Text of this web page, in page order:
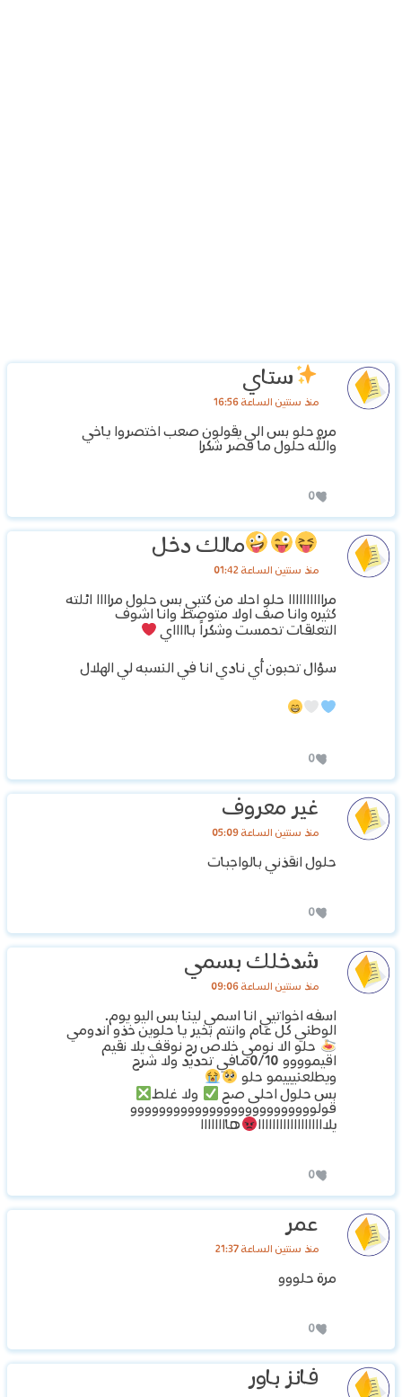
ستاي
منذ سنتين الساعة 16:56
مره حلو بس الي يقولون صعب اختصروا ياخي
والله حلول ما قصر شكرا
0
مالك دخل
منذ سنتين الساعة 01:42
مراااااااااا حلو احلا من كتبي بس حلول مراااا ائلته
كثيره وانا صف اولا متوصط وانا اشوف
التعلقات تحمست وشكراً باااااي
‏سؤال تحبون أي نادي انا في النسبه لي الهلال
0
غير معروف
منذ سنتين الساعة 05:09
حلول انقذني بالواجبات
0
شدخلك بسمي
منذ سنتين الساعة 09:06
اسفه اخواتيي انا اسمي لينا بس اليو يوم.
الوطني كل عام وانتم بخير يا حلوين خذو اندومي
حلو الا نومي خلاص رح نوقف يلا نقيم
اقيموووو 0/10مافي تحديد ولا شرح
ويطلعنيييمو حلو
بس حلول احلى صح
ولا غلط
قولوووووووووووووووووووووووووو
يلااااااااااااااااااا
هاااااااا
0
عمر
منذ سنتين الساعة 21:37
مرة حلووو
0
فانز باور